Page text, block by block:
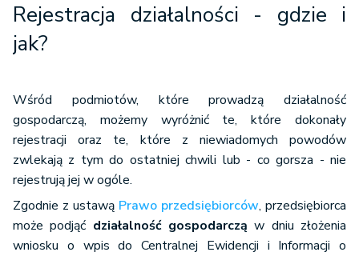
Rejestracja działalności - gdzie i
jak?
Wśród podmiotów, które prowadzą działalność
gospodarczą, możemy wyróżnić te, które dokonały
rejestracji oraz te, które z niewiadomych powodów
zwlekają z tym do ostatniej chwili lub - co gorsza - nie
rejestrują jej w ogóle.
Zgodnie z ustawą Prawo przedsiębiorców, przedsiębiorca
może podjąć działalność gospodarczą w dniu złożenia
wniosku o wpis do Centralnej Ewidencji i Informacji o